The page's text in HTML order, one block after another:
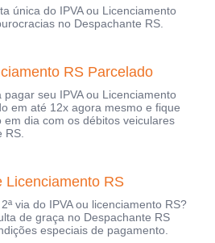
única do IPVA ou Licenciamento
no Despachante RS.
RS Parcelado
pagar seu IPVA ou Licenciamento
em até 12x agora mesmo e fique
em dia com os débitos veiculares
RS.
Licenciamento RS
via do IPVA ou licenciamento RS?
de graça no Despachante RS
especiais de pagamento.